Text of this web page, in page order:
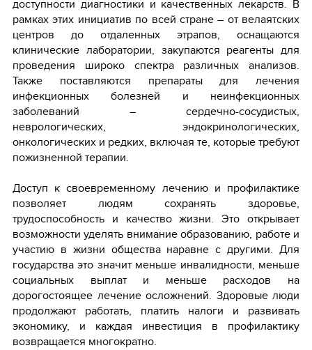
доступности диагностики и качественных лекарств. В
рамках этих инициатив по всей стране – от велаятских
центров до отдаленных этрапов, оснащаются
клинические лаборатории, закупаются реагенты для
проведения широко спектра различных анализов.
Также поставляются препараты для лечения
инфекционных болезней и неинфекционных
заболеваний – сердечно-сосудистых,
неврологических, эндокринологических,
онкологических и редких, включая те, которые требуют
пожизненной терапии.
Доступ к своевременному лечению и профилактике
позволяет людям сохранять здоровье,
трудоспособность и качество жизни. Это открывает
возможности уделять внимание образованию, работе и
участию в жизни общества наравне с другими. Для
государства это значит меньше инвалидности, меньше
социальных выплат и меньше расходов на
дорогостоящее лечение осложнений. Здоровые люди
продолжают работать, платить налоги и развивать
экономику, и каждая инвестиция в профилактику
возвращается многократно.